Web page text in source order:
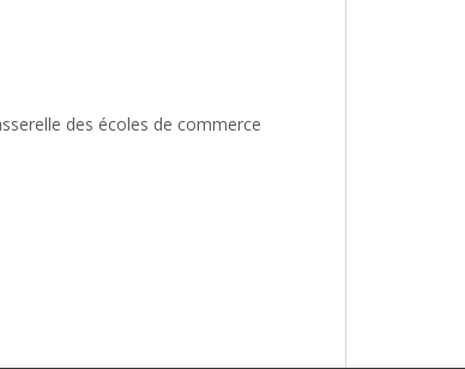
des écoles de commerce